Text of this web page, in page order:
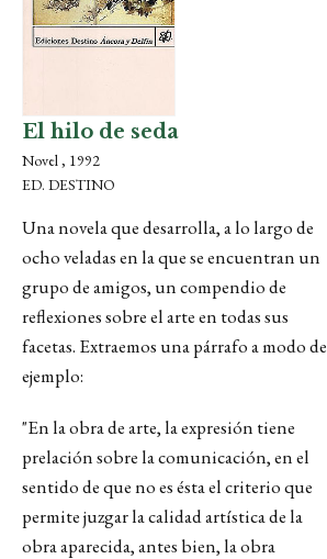
El hilo de seda
Novel , 1992
ED. DESTINO
Una novela que desarrolla, a lo largo de
ocho veladas en la que se encuentran un
grupo de amigos, un compendio de
reflexiones sobre el arte en todas sus
facetas. Extraemos una párrafo a modo de
ejemplo:
"En la obra de arte, la expresión tiene
prelación sobre la comunicación, en el
sentido de que no es ésta el criterio que
permite juzgar la calidad artística de la
obra aparecida, antes bien, la obra